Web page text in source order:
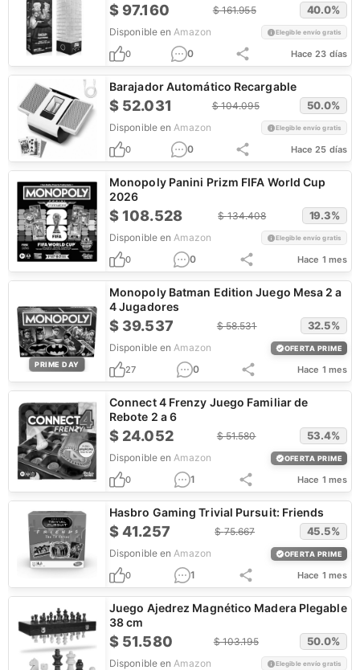
$ 97.160 $161.955 40.0%
Disponible en Amazon Elegible envío gratis
0 0 Hace 23 días
Barajador Automático Recargable
$ 52.031 $104.095 50.0%
Disponible en Amazon Elegible envío gratis
0 0 Hace 25 días
Monopoly Panini Prizm FIFA World Cup
2026
$108.528 $134.408 19.3%
Disponible en Amazon Elegible envío gratis
0 0 Hace 1 mes
PRIME DAY
Monopoly Batman Edition Juego Mesa 2 a
4 Jugadores
$ 39.537 $58.531 32.5%
Disponible en Amazon OFERTA PRIME
27 0 Hace 1 mes
Connect 4 Frenzy Juego Familiar de
Rebote 2 a 6
$ 24.052 $51.580 53.4%
Disponible en Amazon OFERTA PRIME
0 1 Hace 1 mes
Hasbro Gaming Trivial Pursuit: Friends
$41.257 $75.667 45.5%
Disponible en Amazon OFERTA PRIME
0 1 Hace 1 mes
Juego Ajedrez Magnético Madera Plegable
38 cm
$ 51.580 $103.195 50.0%
Disponible en Amazon Elegible envío gratis